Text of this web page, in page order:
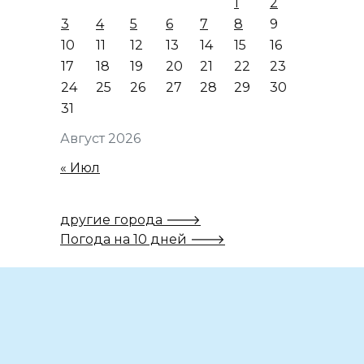
Август 2026
3
4 5 6 7 8
9
10
11 12 13 14 15
16
17
18 19 20 21 22
23
24
25 26 27 28 29
30
31
« Июл
другие города 🡒
Погода на 10 дней 🡒